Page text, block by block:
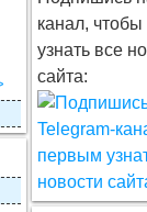
канал,
узнать все
сайта: